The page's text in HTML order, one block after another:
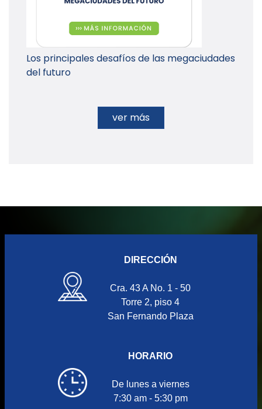
Los principales desafíos de las megaciudades
del futuro
ver más
DIRECCIÓN
Cra. 43 A No. 1 - 50
Torre 2, piso 4
San Fernando Plaza
HORARIO
De lunes a viernes
7:30 am - 5:30 pm